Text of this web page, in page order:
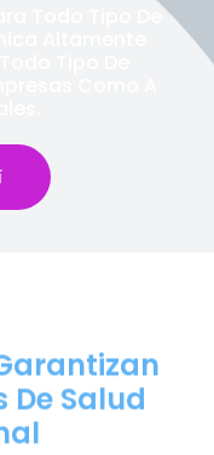
Todo Tipo De
Altamente
Tipo De
Como A
De Salud